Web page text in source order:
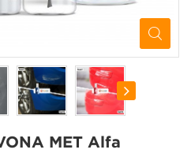
MET Alfa